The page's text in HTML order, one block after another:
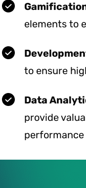
elements to
to ensure
Data
provide
performance